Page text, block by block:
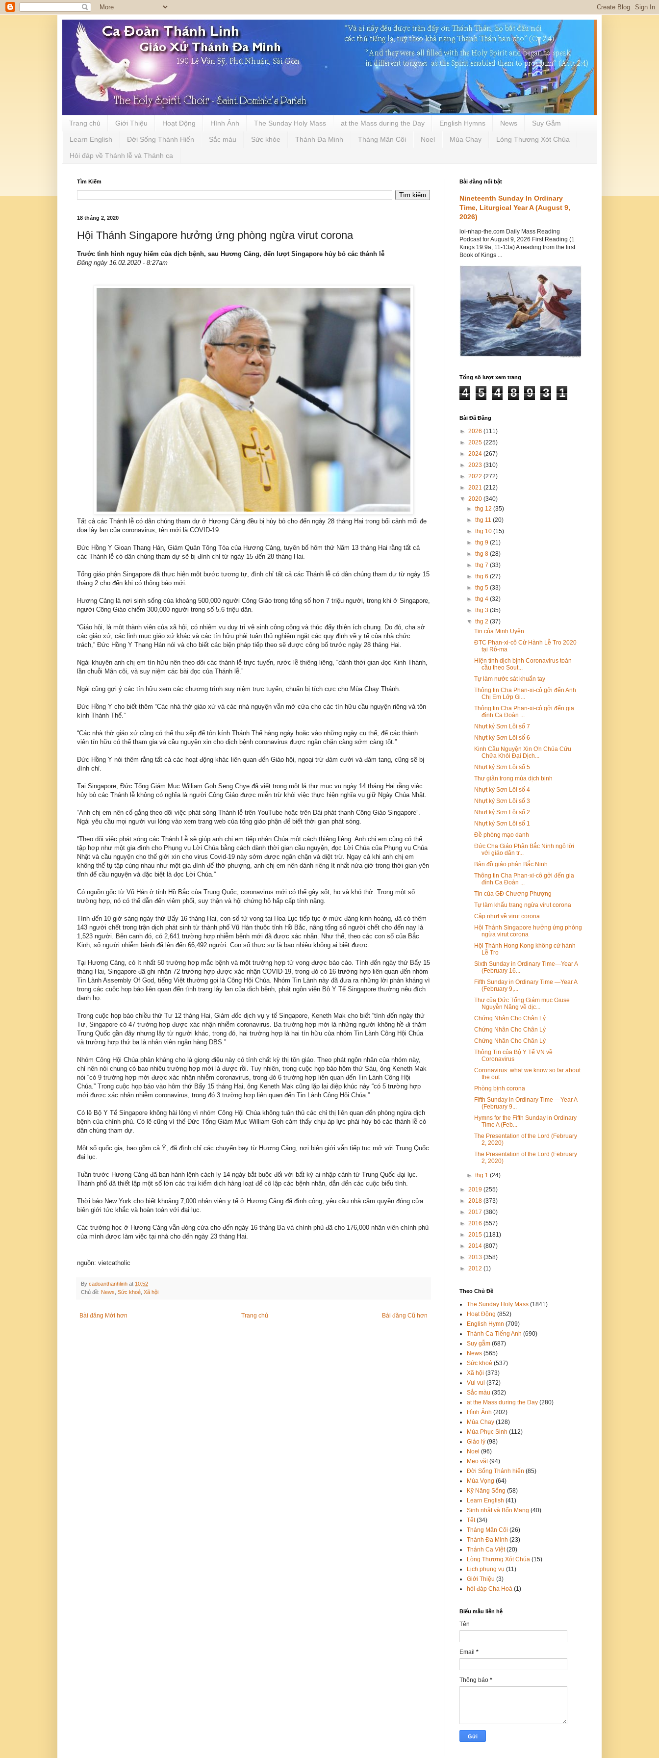
Trang chủ Giới Thiệu Hoạt Động Hình Ảnh The Sunday Holy Mass at the Mass during the Day English Hymns News Suy Gẫm
Learn English Đời Sống Thánh Hiến Sắc màu Sức khỏe Thánh Đa Minh Tháng Mân Côi Noel Mùa Chay Lòng Thương Xót Chúa
Hỏi đáp về Thánh lễ và Thánh ca
Tìm Kiếm
18 tháng 2, 2020
Hội Thánh Singapore hưởng ứng phòng ngừa virut corona
Trước tình hình nguy hiểm của dịch bệnh, sau Hương Cảng, đến lượt Singapore hủy bỏ các thánh lễ
Đăng ngày 16.02.2020 - 8:27am
Tất cả các Thánh lễ có dân chúng tham dự ở Hương Cảng đều bị hủy bỏ cho đến ngày 28 tháng Hai trong bối cảnh mối đe
dọa lây lan của coronavirus, tên mới là COVID-19.
Đức Hồng Y Gioan Thang Hán, Giám Quản Tông Tòa của Hương Cảng, tuyên bố hôm thứ Năm 13 tháng Hai rằng tất cả
các Thánh lễ có dân chúng tham dự sẽ bị đình chỉ từ ngày 15 đến 28 tháng Hai.
Tổng giáo phận Singapore đã thực hiện một bước tương tự, đình chỉ tất cả các Thánh lễ có dân chúng tham dự từ ngày 15
tháng 2 cho đến khi có thông báo mới.
Hương Cảng là nơi sinh sống của khoảng 500,000 người Công Giáo trong tổng số hơn 7 triệu người, trong khi ở Singapore,
người Công Giáo chiếm 300,000 người trong số 5.6 triệu dân.
“Giáo hội, là một thành viên của xã hội, có nhiệm vụ duy trì vệ sinh công cộng và thúc đẩy thiện ích chung. Do đó, cha sở
các giáo xứ, các linh mục giáo xứ khác và các tín hữu phải tuân thủ nghiêm ngặt các quy định về y tế của nhà chức
trách,” Đức Hồng Y Thang Hán nói và cho biết các biện pháp tiếp theo sẽ được công bố trước ngày 28 tháng Hai.
Ngài khuyên anh chị em tín hữu nên theo dõi các thánh lễ trực tuyến, rước lễ thiêng liêng, “dành thời gian đọc Kinh Thánh,
lần chuỗi Mân côi, và suy niệm các bài đọc của Thánh lễ.”
Ngài cũng gợi ý các tín hữu xem các chương trình suy niệm trực tuyến, chuẩn bị tích cực cho Mùa Chay Thánh.
Đức Hồng Y cho biết thêm “Các nhà thờ giáo xứ và các nhà nguyện vẫn mở cửa cho các tín hữu cầu nguyện riêng và tôn
kính Thánh Thể.”
“Các nhà thờ giáo xứ cũng có thể thu xếp để tôn kính Thánh Thể hàng ngày hoặc vào những ngày cụ thể, để các thành
viên tín hữu có thể tham gia và cầu nguyện xin cho dịch bệnh coronavirus được ngăn chặn càng sớm càng tốt.”
Đức Hồng Y nói thêm rằng tất cả các hoạt động khác liên quan đến Giáo hội, ngoại trừ đám cưới và đám tang, cũng sẽ bị
đình chỉ.
Tại Singapore, Đức Tổng Giám Mục William Goh Seng Chye đã viết trong một lá thư mục vụ ngày 14 tháng Hai rằng việc
hủy bỏ các Thánh lễ không có nghĩa là người Công Giáo được miễn trừ khỏi việc thực hiện nghĩa vụ giữ Ngày Chúa Nhật.
“Anh chị em nên cố gắng theo dõi việc phát sóng Thánh lễ trên YouTube hoặc trên Đài phát thanh Công Giáo Singapore”.
Ngài yêu cầu mọi người vui lòng vào xem trang web của tổng giáo phận để biết thời gian phát sóng.
“Theo dõi việc phát sóng các Thánh Lễ sẽ giúp anh chị em tiếp nhận Chúa một cách thiêng liêng. Anh chị em cũng có thể
tập hợp như một gia đình cho Phụng vụ Lời Chúa bằng cách dành thời gian cầu nguyện, đọc Lời Chúa của Phụng vụ Chúa
Nhật và cầu nguyện cho thế giới xin cho virus Covid-19 này sớm được ngăn chặn và diệt trừ. Ngay cả khi anh chị em
không thể tụ tập cùng nhau như một gia đình để thờ phượng, anh chị em nên dành riêng ít nhất nửa giờ trong thời gian yên
tĩnh để cầu nguyện và đặc biệt là đọc Lời Chúa.”
Có nguồn gốc từ Vũ Hán ở tỉnh Hồ Bắc của Trung Quốc, coronavirus mới có thể gây sốt, ho và khó thở. Trong một số
trường hợp, nó có thể dẫn đến viêm phổi, suy thận và hội chứng hô hấp cấp tính nặng.
Tính đến 10 giờ sáng ngày thứ Bẩy 16 tháng Hai, con số tử vong tại Hoa Lục tiếp tục ở mức đáng kinh hoàng, đã có thêm
143 người chết trong trận dịch phát sinh từ thành phố Vũ Hán thuộc tỉnh Hồ Bắc, nâng tổng số người chết cho đến nay là
1,523 người. Bên cạnh đó, có 2,641 trường hợp nhiễm bệnh mới đã được xác nhận. Như thế, theo các con số của Bắc
Kinh, số người nhiễm bệnh đã lên đến 66,492 người. Con số thực sự là bao nhiêu không ai biết được.
Tại Hương Cảng, có ít nhất 50 trường hợp mắc bệnh và một trường hợp tử vong được báo cáo. Tính đến ngày thứ Bẩy 15
tháng Hai, Singapore đã ghi nhận 72 trường hợp được xác nhận COVID-19, trong đó có 16 trường hợp liên quan đến nhóm
Tin Lành Assembly Of God, tiếng Việt thường gọi là Công Hội Chúa. Nhóm Tin Lành này đã đưa ra những lời phản kháng vì
trong các cuộc họp báo liên quan đến tình trạng lây lan của dịch bệnh, phát ngôn viên Bộ Y Tế Singapore thường nêu đích
danh họ.
Trong cuộc họp báo chiều thứ Tư 12 tháng Hai, Giám đốc dịch vụ y tế Singapore, Keneth Mak cho biết “tính đến ngày thứ
Tư, Singapore có 47 trường hợp được xác nhận nhiễm coronavirus. Ba trường hợp mới là những người không hề đi thăm
Trung Quốc gần đây nhưng lây từ người khác, trong đó, hai trường hợp là hai tín hữu của nhóm Tin Lành Công Hội Chúa
và trường hợp thứ ba là nhân viên ngân hàng DBS.”
Nhóm Công Hội Chúa phản kháng cho là giọng điệu này có tính chất kỳ thị tôn giáo. Theo phát ngôn nhân của nhóm này,
chỉ nên nói chung có bao nhiêu trường hợp mới là được rồi. Tuy nhiên, trong cuộc họp báo hôm thứ Sáu, ông Keneth Mak
nói “có 9 trường hợp mới được xác nhận nhiễm coronavirus, trong đó 6 trường hợp liên quan đến Tin Lành Công Hội
Chúa.” Trong cuộc họp báo vào hôm thứ Bẩy 15 tháng Hai, ông Keneth Mak cũng lặp lại điệp khúc này “có 5 trường hợp
mới được xác nhận nhiễm coronavirus, trong đó 3 trường hợp liên quan đến Tin Lành Công Hội Chúa.”
Có lẽ Bộ Y Tế Singapore không hài lòng vì nhóm Công Hội Chúa không tuân thủ các chỉ thị liên quan đến phòng ngừa dịch
bệnh của chính phủ. Có lẽ cũng vì thế Đức Tổng Giám Mục William Goh cảm thấy chịu áp lực phải hủy bỏ các thánh lễ có
dân chúng tham dự.
Một số quốc gia, bao gồm cả Ý, đã đình chỉ các chuyến bay từ Hương Cảng, nơi biên giới vẫn tiếp tục mở với Trung Quốc
đại lục.
Tuần trước Hương Cảng đã ban hành lệnh cách ly 14 ngày bắt buộc đối với bất kỳ ai nhập cảnh từ Trung Quốc đại lục.
Thành phố đã thiết lập một số lớn các trại kiểm dịch hàng loạt để cô lập các bệnh nhân, dẫn đến các cuộc biểu tình.
Thời báo New York cho biết khoảng 7,000 nhân viên y tế ở Hương Cảng đã đình công, yêu cầu nhà cầm quyền đóng cửa
biên giới tức khắc và hoàn toàn với đại lục.
Các trường học ở Hương Cảng vẫn đóng cửa cho đến ngày 16 tháng Ba và chính phủ đã cho 176,000 nhân viên chính phủ
của mình được làm việc tại nhà cho đến ngày 23 tháng Hai.
nguồn: vietcatholic
By cadoanthanhlinh at 10:52
Chủ đề: News Sức khoẻ Xã hội
Bài đăng Mới hơn Bài đăng Cũ hơn
Trang chủ
Bài đăng nổi bật
Nineteenth Sunday In Ordinary
Time, Liturgical Year A (August 9,
2026)
loi-nhap-the.com Daily Mass Reading
Podcast for August 9, 2026 First Reading (1
Kings 19:9a, 11-13a) A reading from the first
Book of Kings ...
Tổng số lượt xem trang
4 5 4 8 9 3 1
Bài Đã Đăng
► 2026 (111)
► 2025 (225)
► 2024 (267)
► 2023 (310)
► 2022 (272)
► 2021 (212)
▼ 2020 (340)
►thg 12(35)
►thg 11(20)
►thg 10(15)
►thg 9(21)
►thg 8(28)
►thg 7(33)
►thg 6(27)
►thg 5(33)
►thg 4(32)
►thg 3(35)
▼thg 2(37)
Tin của Minh Uyên
ĐTC Phan-xi-cô Cử Hành Lễ Tro 2020
tại Rô-ma
Hiện tình dịch bịnh Coronavirus toàn
cầu theo Sout...
Tự làm nước sát khuẩn tay
Thông tin Cha Phan-xi-cô gởi đến Anh
Chị Em Lớp Gi...
Thông tin Cha Phan-xi-cô gởi đến gia
đình Ca Đoàn ...
Nhựt ký Sơn Lôi số 7
Nhựt ký Sơn Lôi số 6
Kinh Cầu Nguyện Xin Ơn Chúa Cứu
Chữa Khỏi Đại Dịch...
Nhựt ký Sơn Lôi số 5
Thư giãn trong mùa dịch bịnh
Nhựt ký Sơn Lôi số 4
Nhựt ký Sơn Lôi số 3
Nhựt ký Sơn Lôi số 2
Nhựt ký Sơn Lôi số 1
Đề phòng mạo danh
Đức Cha Giáo Phận Bắc Ninh ngỏ lời
với giáo dân tr...
Bản đồ giáo phận Bắc Ninh
Thông tin Cha Phan-xi-cô gởi đến gia
đình Ca Đoàn ...
Tin của GĐ Chương Phượng
Tự làm khẩu trang ngừa virut corona
Cập nhựt về virut corona
Hội Thánh Singapore hưởng ứng phòng
ngừa virut corona
Hội Thánh Hong Kong không cử hành
Lễ Tro
Sixth Sunday in Ordinary Time—Year A
(February 16...
Fifth Sunday in Ordinary Time —Year A
(February 9,...
Thư của Đức Tổng Giám mục Giuse
Nguyễn Năng về dịc...
Chứng Nhân Cho Chân Lý
Chứng Nhân Cho Chân Lý
Chứng Nhân Cho Chân Lý
Thông Tin của Bộ Y Tế VN về
Coronavirus
Coronavirus: what we know so far about
the out
Phòng bịnh corona
Fifth Sunday in Ordinary Time —Year A
(February 9...
Hymns for the Fifth Sunday in Ordinary
Time A (Feb...
The Presentation of the Lord (February
2, 2020)
The Presentation of the Lord (February
2, 2020)
►thg 1(24)
► 2019 (255)
► 2018 (373)
► 2017 (380)
► 2016 (557)
► 2015 (1181)
► 2014 (807)
► 2013 (358)
► 2012 (1)
Theo Chủ Đề
The Sunday Holy Mass (1841)
Hoạt Động (852)
English Hymn (709)
Thánh Ca Tiếng Anh (690)
Suy gẫm (687)
News (565)
Sức khoẻ (537)
Xã hội (373)
Vui vui (372)
Sắc màu (352)
at the Mass during the Day (280)
Hình Ảnh (202)
Mùa Chay (128)
Mùa Phục Sinh (112)
Giáo lý (98)
Noel (96)
Mẹo vặt (94)
Đời Sống Thánh hiến (85)
Mùa Vọng (64)
Kỹ Năng Sống (58)
Learn English (41)
Sinh nhật và Bổn Mạng (40)
Tết (34)
Tháng Mân Côi (26)
Thánh Đa Minh (23)
Thánh Ca Việt (20)
Lòng Thương Xót Chúa (15)
Lịch phụng vụ (11)
Giới Thiệu (3)
hỏi đáp Cha Hoà (1)
Biểu mẫu liên hệ
Tên
Email *
Thông báo *